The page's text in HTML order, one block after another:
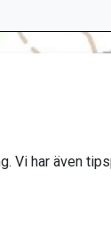
Vi har även